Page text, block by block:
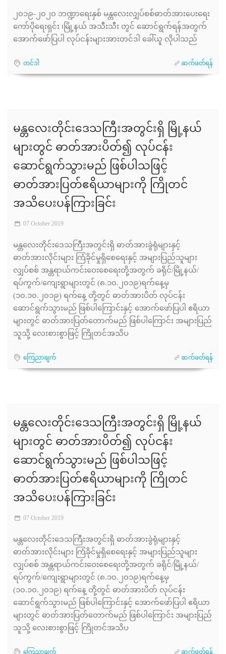
၂၀၁၉-၂၀၂၀ ဘဏ္ဍာရေးနှစ် မန္တလေးလျှပ်စစ်ဓာတ်အားပေးရေး
ကော်ပိုရေးရှင်း ၊မြို့နယ် အသီးသီး တွင် ဆောင်ရွက်ရန်အတွက်
အောက်ဖော်ပြပါ လုပ်ငန်းများအားတင်ဒါ ခေါ်ယူ လိုပါသည်
တင်ဒါ ဆက်ဖတ်ရန်
မန္တလေးတိုင်းဒေသကြီးအတွင်းရှိ မြို့နယ်
များတွင် ဓာတ်အားပိတ်၍ လုပ်ငန်း
ဆောင်ရွက်သွားမည် ဖြစ်ပါသဖြင့်
ဓာတ်အားပြတ်ဧရိယာများကို ကြိုတင်
အသိပေးပန်ကြားခြင်း
07 October 2019
မန္တလေးတိုင်းဒေသကြီးအတွင်းရှိ ဓာတ်အားခွဲရုံများနှင့်
ဓာတ်အားလိုင်းများ ကြံခိုင်မှုရှိစေရေးနှင့် အများပြည်သူများ
လျှပ်စစ် အန္တရာယ်ကင်းဝေးစေရေးတို့အတွက် ခရိုင်/မြို့နယ်/
ရပ်ကွက်/ကျေးရွာများတွင် (၈.၁၀.၂၀၁၉)ရက်နေ့မှ
(၁၀.၁၀.၂၀၁၉) ရက်နေ့ တို့တွင် ဓာတ်အားပိတ် လုပ်ငန်း
ဆောင်ရွက်သွားမည် ဖြစ်ပါကြောင်းနှင့် အောက်ဖော်ပြပါ ဧရိယာ
များတွင် ဓာတ်အားပြတ်တောက်မည် ဖြစ်ပါကြောင်း အများပြည်
သူသို့ လေးစားစွာဖြင့် ကြိုတင်အသိပ
ကြေညာချက် ဆက်ဖတ်ရန်
မန္တလေးတိုင်းဒေသကြီးအတွင်းရှိ မြို့နယ်
များတွင် ဓာတ်အားပိတ်၍ လုပ်ငန်း
ဆောင်ရွက်သွားမည် ဖြစ်ပါသဖြင့်
ဓာတ်အားပြတ်ဧရိယာများကို ကြိုတင်
အသိပေးပန်ကြားခြင်း
07 October 2019
မန္တလေးတိုင်းဒေသကြီးအတွင်းရှိ ဓာတ်အားခွဲရုံများနှင့်
ဓာတ်အားလိုင်းများ ကြံခိုင်မှုရှိစေရေးနှင့် အများပြည်သူများ
လျှပ်စစ် အန္တရာယ်ကင်းဝေးစေရေးတို့အတွက် ခရိုင်/မြို့နယ်/
ရပ်ကွက်/ကျေးရွာများတွင် (၈.၁၀.၂၀၁၉)ရက်နေ့မှ
(၁၀.၁၀.၂၀၁၉) ရက်နေ့ တို့တွင် ဓာတ်အားပိတ် လုပ်ငန်း
ဆောင်ရွက်သွားမည် ဖြစ်ပါကြောင်းနှင့် အောက်ဖော်ပြပါ ဧရိယာ
များတွင် ဓာတ်အားပြတ်တောက်မည် ဖြစ်ပါကြောင်း အများပြည်
သူသို့ လေးစားစွာဖြင့် ကြိုတင်အသိပ